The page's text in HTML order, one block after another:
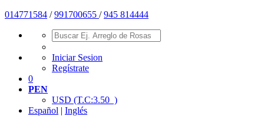
014771584 /991700655 /945 814444
Iniciar Sesion
Regístrate
0
PEN
USD (T.C:3.50 )
Español | Inglés